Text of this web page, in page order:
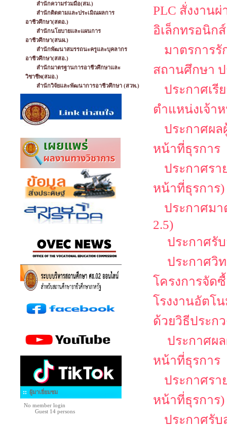
สำนักความร่วมมือ(สม.)
สำนักติดตามและประเมิณผลการ
อาชีวศึกษา(สตอ.)
สำนักนโยบายและแผนการ
อาชีวศึกษา(สนผ.)
สำนักพัฒนาสมรรถนะครูและบุคลากร
อาชีวศึกษา(สสอ.)
สำนักมาตรฐานการอาชีวศึกษาและ
วิชาชีพ(สมอ.)
สำนักวิจัยและพัฒนาการอาชีวศึกษา (สวพ.)
ผู้มาเยี่ยมชม
No member login
Guest 14 persons
PLC สั่งงาน
อิเล็กทรอนิก
มาตรการ
สถานศึกษา ป
ประกาศเรี
ตำแหน่งเจ้า
ประกาศผล
หน้าที่ธุรการ
ประกาศรา
หน้าที่ธุรการ)
ประกาศมา
2.5)
ประกาศรั
ประกาศวิ
โครงการจัด
โรงงานอัตโ
ด้วยวิธีประก
ประกาศผ
หน้าที่ธุรการ
ประกาศรา
หน้าที่ธุรการ)
ประกาศรั